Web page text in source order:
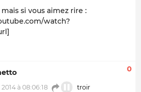
si vous aimez rire :
watch?
à 08:06:18 troir
0